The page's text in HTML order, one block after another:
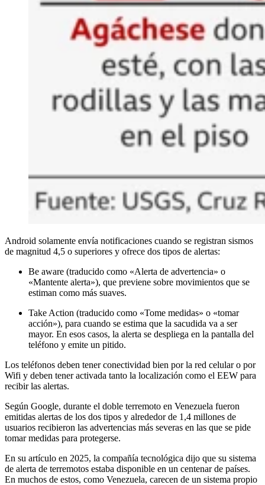
Android solamente envía notificaciones cuando se registran sismos
de magnitud 4,5 o superiores y ofrece dos tipos de alertas:
Be aware (traducido como «Alerta de advertencia» o
«Mantente alerta»), que previene sobre movimientos que se
estiman como más suaves.
Take Action (traducido como «Tome medidas» o «tomar
acción»), para cuando se estima que la sacudida va a ser
mayor. En esos casos, la alerta se despliega en la pantalla del
teléfono y emite un pitido.
Los teléfonos deben tener conectividad bien por la red celular o por
Wifi y deben tener activada tanto la localización como el EEW para
recibir las alertas.
Según Google, durante el doble terremoto en Venezuela fueron
emitidas alertas de los dos tipos y alrededor de 1,4 millones de
usuarios recibieron las advertencias más severas en las que se pide
tomar medidas para protegerse.
En su artículo en 2025, la compañía tecnológica dijo que su sistema
de alerta de terremotos estaba disponible en un centenar de países.
En muchos de estos, como Venezuela, carecen de un sistema propio